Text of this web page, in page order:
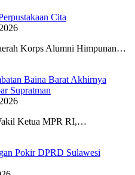
Cita
Korps Alumni Himpunan…
Baina Barat Akhirnya
Supratman
Ketua MPR RI,…
Pokir DPRD Sulawesi